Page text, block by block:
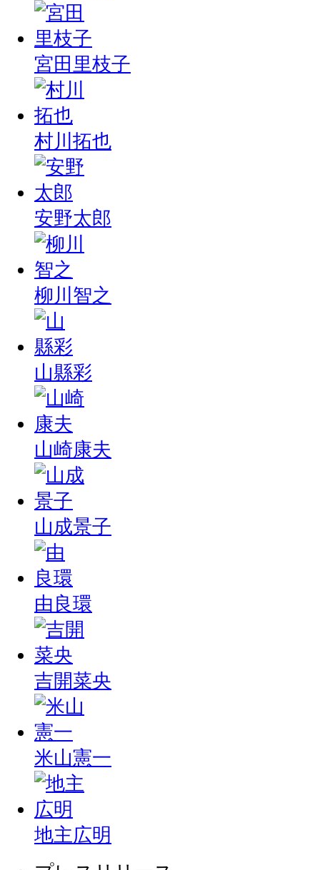
宮田里枝子
村川拓也
安野太郎
柳川智之
山縣彩
山崎康夫
山成景子
由良環
吉開菜央
米山憲一
地主広明